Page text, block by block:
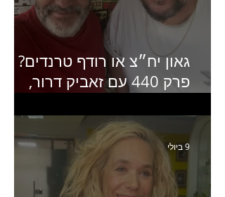
גאון יח״צ או רודף טרנדים?
פרק 440 עם זאביק דרור,
ותקשורת
9 ביולי